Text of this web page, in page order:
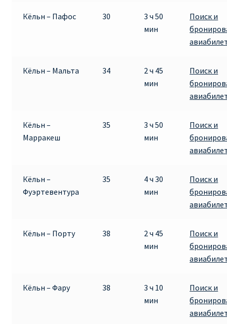
Кёльн – Пафос 30
3 ч 50
мин
Поиск и
Кёльн – Мальта 34
2 ч 45
мин
Поиск и
Кёльн –
Марракеш
35
3 ч 50
мин
Поиск и
Кёльн –
Фуэртевентура
35
4 ч 30
мин
Поиск и
Кёльн – Порту 38
2 ч 45
мин
Поиск и
Кёльн – Фару 38
3 ч 10
мин
Поиск и